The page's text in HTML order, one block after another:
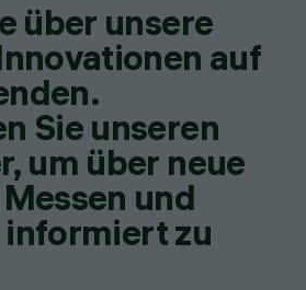
über unsere
auf
Sie unseren
um über neue
und
zu